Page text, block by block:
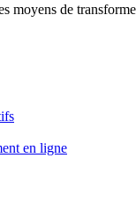
moyens de
en ligne